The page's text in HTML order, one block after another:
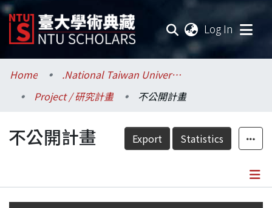
Log In
Communities & Collections
Research Outputs
Fundings & Projects
Home
.National Taiwan University / 國立臺灣大學
Project / 研究計畫
不公開計畫
Export Statistics
不公開計畫
Details